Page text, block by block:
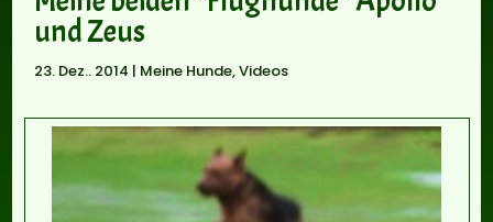
und Zeus
23. Dez.. 2014 | Meine Hunde,Videos